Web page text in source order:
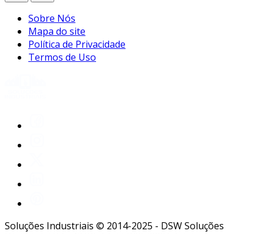
Sobre Nós
Mapa do site
Política de Privacidade
Termos de Uso
Soluções Industriais © 2014-2025 - DSW Soluções